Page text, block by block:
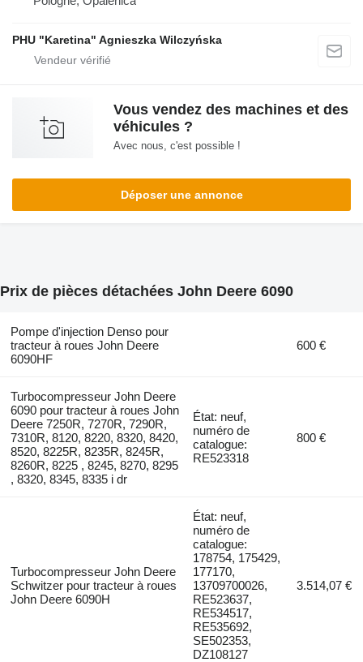
PHU "Karetina" Agnieszka Wilczyńska
Vous vendez des machines et des
véhicules ?
Avec nous, c'est possible !
Déposer une annonce
Prix de pièces détachées John Deere 6090
Pompe d'injection Denso pour
tracteur à roues John Deere
6090HF
600 €
Turbocompresseur John Deere
6090 pour tracteur à roues John
Deere 7250R, 7270R, 7290R,
7310R, 8120, 8220, 8320, 8420,
8520, 8225R, 8235R, 8245R,
8260R, 8225 , 8245, 8270, 8295
, 8320, 8345, 8335 i dr
État: neuf,
numéro de
catalogue:
RE523318
800 €
Turbocompresseur John Deere
Schwitzer pour tracteur à roues
John Deere 6090H
État: neuf,
numéro de
catalogue:
178754, 175429,
177170,
13709700026,
RE523637,
RE534517,
RE535692,
SE502353,
DZ108127
3.514,07 €